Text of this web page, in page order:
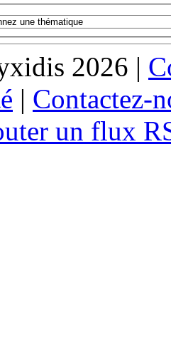
2026 |
| Contactez-
un flux